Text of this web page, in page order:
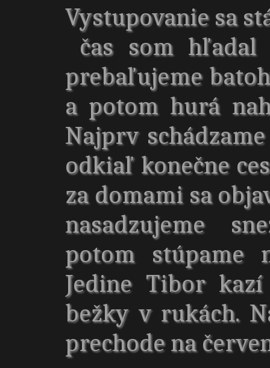
Vystupovanie sa
čas som hľadal
prebaľujeme
a potom hurá
Najprv
odkiaľ konečne
za domami sa
nasadzujeme
potom stúpame
Jedine Tibor
bežky v rukách.
prechode na